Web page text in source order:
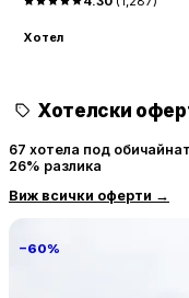
8 километра се
Хотел
Хотелски
67 хотела под
26% разлика
Виж всички оферти →
−60%